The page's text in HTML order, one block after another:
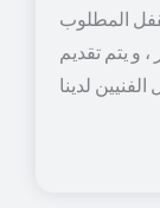
المطلوب
و يتم تقديم